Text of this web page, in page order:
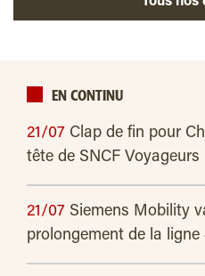
EN CONTINU
21/07 Clap de fin pour
tête de SNCF Voyageurs
21/07 Siemens Mobility
prolongement de la ligne